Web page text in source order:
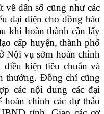
về dân số cũng như các
đại diện cho đồng bào
khi hoàn thành cần lấy
cấp huyện, thành phố
Nội vụ sớm hoàn chỉnh
kiện tiêu chuẩn và
thưởng. Đồng chí cũng
các nội dung các đại
chỉnh các dự thảo